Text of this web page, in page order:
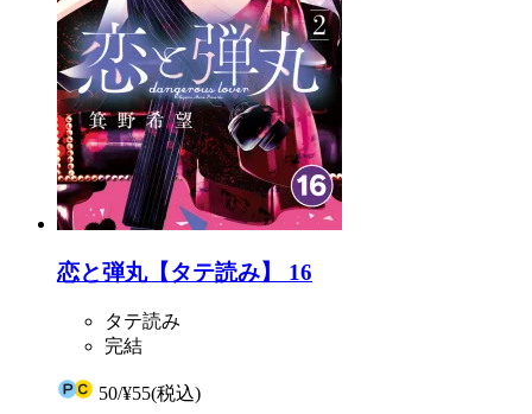
恋と弾丸【タテ読み】 16
タテ読み
完結
50/¥55(税込)